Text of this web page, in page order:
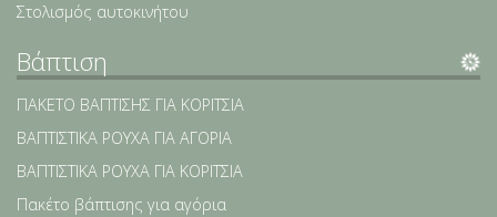
Στολισμός αυτοκινήτου
Βάπτιση
ΠΑΚΕΤΟ ΒΑΠΤΙΣΗΣ ΓΙΑ ΚΟΡΙΤΣΙΑ
ΒΑΠΤΙΣΤΙΚΑ ΡΟΥΧΑ ΓΙΑ ΑΓΟΡΙΑ
ΒΑΠΤΙΣΤΙΚΑ ΡΟΥΧΑ ΓΙΑ ΚΟΡΙΤΣΙΑ
Πακέτο βάπτισης για αγόρια